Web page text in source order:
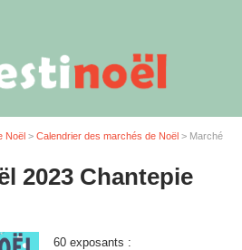
Noël> Calendrier des marchés de Noël> Marché
2023 Chantepie
60 exposants :